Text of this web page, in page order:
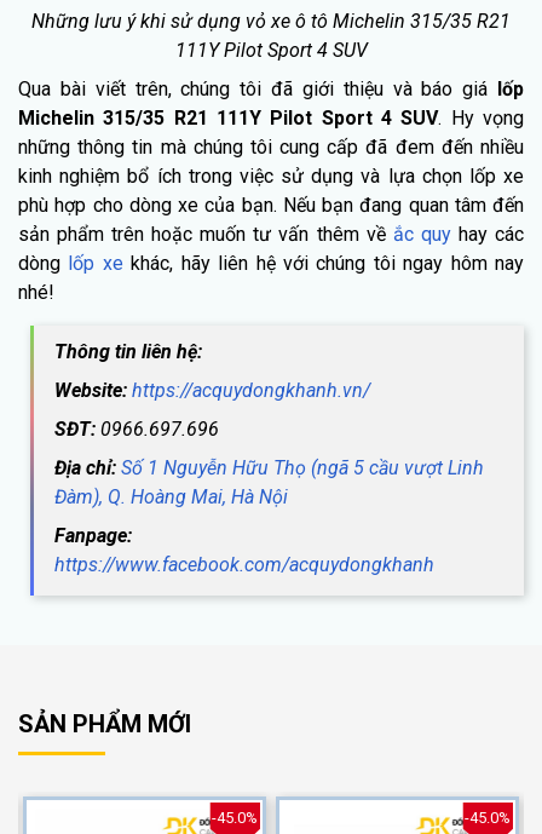
Những lưu ý khi sử dụng vỏ xe ô tô Michelin 315/35 R21
111Y Pilot Sport 4 SUV
Qua bài viết trên, chúng tôi đã giới thiệu và báo giá lốp
Michelin 315/35 R21 111Y Pilot Sport 4 SUV. Hy vọng
những thông tin mà chúng tôi cung cấp đã đem đến nhiều
kinh nghiệm bổ ích trong việc sử dụng và lựa chọn lốp xe
phù hợp cho dòng xe của bạn. Nếu bạn đang quan tâm đến
sản phẩm trên hoặc muốn tư vấn thêm về ắc quyhay các
dòng lốp xekhác, hãy liên hệ với chúng tôi ngay hôm nay
nhé!
Thông tin liên hệ:
Website: https://acquydongkhanh.vn/
SĐT: 0966.697.696
Địa chỉ: Số 1 Nguyễn Hữu Thọ (ngã 5 cầu vượt Linh
Đàm), Q. Hoàng Mai, Hà Nội
Fanpage:
https://www.facebook.com/acquydongkhanh
SẢN PHẨM MỚI
-45.0% -45.0%